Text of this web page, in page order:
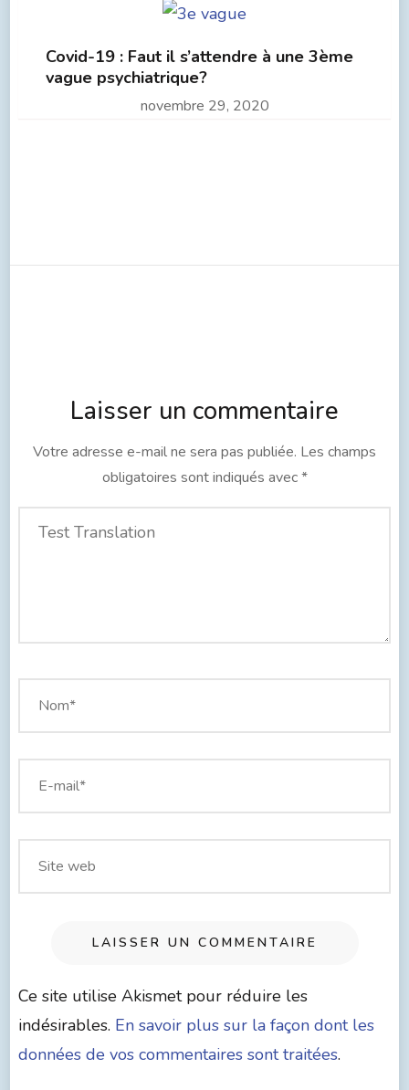
Covid-19 : Faut il s’attendre à une 3ème
vague psychiatrique?
novembre 29, 2020
Laisser un commentaire
Votre adresse e-mail ne sera pas publiée. Les champs
obligatoires sont indiqués avec*
Ce site utilise Akismet pour réduire les
indésirables. En savoir plus sur la façon dont les
données de vos commentaires sont traitées.